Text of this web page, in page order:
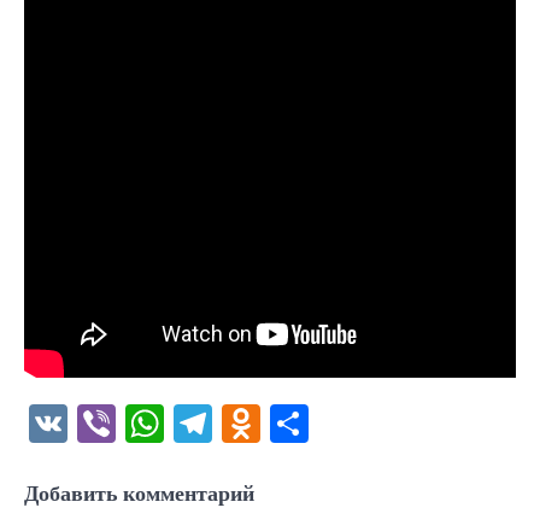
VK ViberWhatsApp
Telegram
Odnoklassniki
Добавить комментарий